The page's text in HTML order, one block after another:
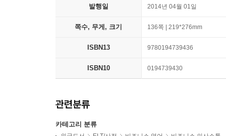
발행일 2014년 04월 01일
쪽수, 무게, 크기 136쪽 | 219*276mm
ISBN13 9780194739436
ISBN10 0194739430
관련분류
카테고리 분류